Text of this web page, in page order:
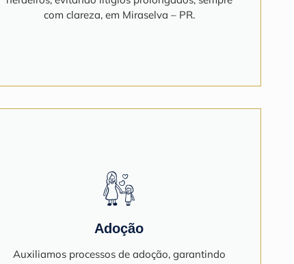
com clareza, em Miraselva – PR.
Adoção
Auxiliamos processos de adoção, garantindo